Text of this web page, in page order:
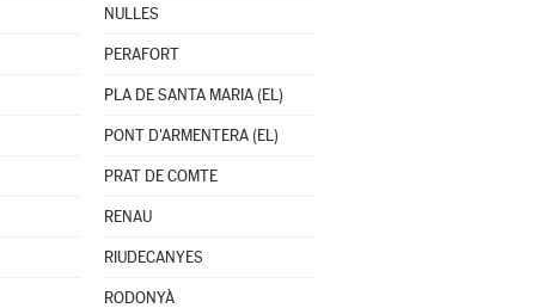
NULLES
PERAFORT
PLA DE SANTA MARIA (EL)
PONT D'ARMENTERA (EL)
PRAT DE COMTE
RENAU
RIUDECANYES
RODONYÀ